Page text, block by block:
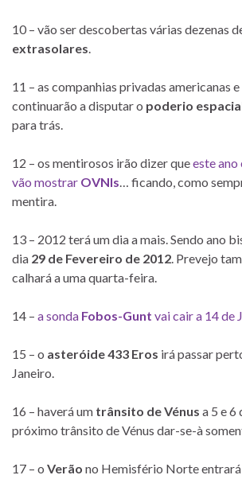
10 – vão ser descobertas várias dezenas
extrasolares.
11 – as companhias privadas americanas e
continuarão a disputar o poderio
para trás.
12 – os mentirosos irão dizer queeste ano
vão mostrar OVNIs… ficando, como
mentira.
13 – 2012 terá um dia a mais. Sendo ano
dia 29 de Fevereiro de 2012. Prevejo
calhará a uma quarta-feira.
14 – a sonda Fobos-Gunt vai cair a 14 de
15 – o asteróide 433 Eros irá passar
Janeiro.
16 – haverá um trânsito de Vénus a 5 e 6
próximo trânsito de Vénus dar-se-à
17 – o Verão no Hemisfério Norte